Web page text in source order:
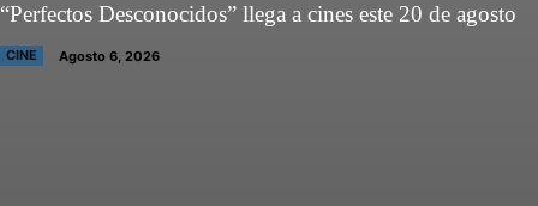
“Perfectos Desconocidos” llega a cines este 20 de agosto
CINE Agosto 6, 2026